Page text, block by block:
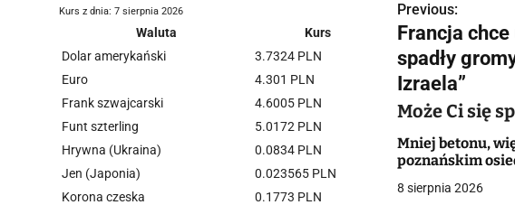
N
a
w
i
g
a
Previous:
Francja
spadły
Izraela”
Może Ci się
Mniej betonu,
poznańskim
8 sierpnia 2026
Kurs z dnia: 7 sierpnia 2026
Waluta
Kurs
Dolar amerykański
3.7324 PLN
Euro
4.301 PLN
Frank szwajcarski
4.6005 PLN
Funt szterling
5.0172 PLN
Hrywna (Ukraina)
0.0834 PLN
Jen (Japonia)
0.023565 PLN
Korona czeska
0.1773 PLN